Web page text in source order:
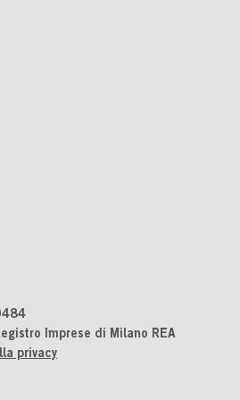
Imprese di Milano REA
privacy